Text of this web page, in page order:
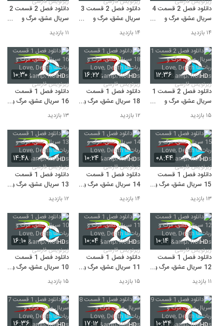
دانلود فصل 2 قسمت 4
سریال عشق، مرگ و
ربات‌ها Love, Death &
فارسی
۱۴ بازدید
دانلود فصل 2 قسمت 3
سریال عشق، مرگ و
ربات‌ها Love, Death &
فارسی
۱۴ بازدید
دانلود فصل 2 قسمت 2
سریال عشق، مرگ و
فارسی
۱۱ بازدید
۱۲:۳۶ HD
دانلود فصل 2 قسمت 1
سریال عشق، مرگ و
ربات‌ها Love, Death &
فارسی
۱۵ بازدید
۱۶:۲۲ HD
دانلود فصل 1 قسمت
18 سریال عشق، مرگ و
ربات‌ها Love, Death &
فارسی
۱۲ بازدید
۱۰:۳۰ HD
دانلود فصل 1 قسمت
16 سریال عشق، مرگ و
ربات‌ها Love, Death &
فارسی
۱۳ بازدید
۰۸:۴۴ HD
دانلود فصل 1 قسمت
15 سریال عشق، مرگ و
فارسی
۱۳ بازدید
۱۰:۲۴ HD
دانلود فصل 1 قسمت
14 سریال عشق، مرگ و
فارسی
۱۴ بازدید
۱۴:۴۸ HD
دانلود فصل 1 قسمت
13 سریال عشق، مرگ و
فارسی
۱۲ بازدید
۱۰:۱۴ HD
دانلود فصل 1 قسمت
12 سریال عشق، مرگ و
فارسی
۱۱ بازدید
۱۰:۰۴ HD
دانلود فصل 1 قسمت
11 سریال عشق، مرگ و
فارسی
۱۵ بازدید
۱۶:۱۰ HD
دانلود فصل 1 قسمت
10 سریال عشق، مرگ و
فارسی
۱۵ بازدید